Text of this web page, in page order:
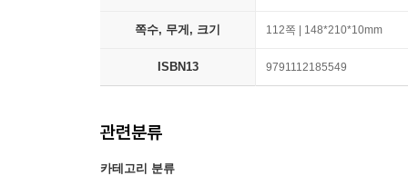
쪽수, 무게, 크기 112쪽 | 148*210*10mm
ISBN13 9791112185549
관련분류
카테고리 분류